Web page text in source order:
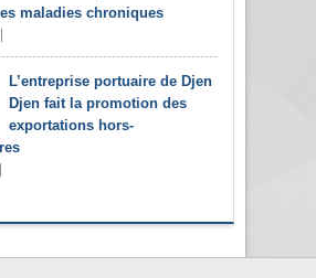
maladies chroniques
L’entreprise portuaire de Djen
Djen fait la promotion des
exportations hors-